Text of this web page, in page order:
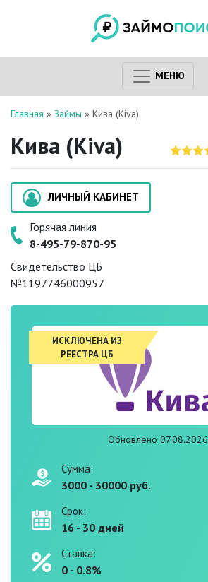
МЕНЮ
Главная » Займы » Кива (Kiva)
Кива (Kiva)
ЛИЧНЫЙ КАБИНЕТ
Горячая линия
8-495-79-870-95
Свидетельство ЦБ
№1197746000957
ИСКЛЮЧЕНА ИЗ
РЕЕСТРА ЦБ
Обновлено 07.08.2026
Сумма:
3000 - 30000 руб.
Срок:
16 - 30 дней
Ставка:
0 - 0.8%